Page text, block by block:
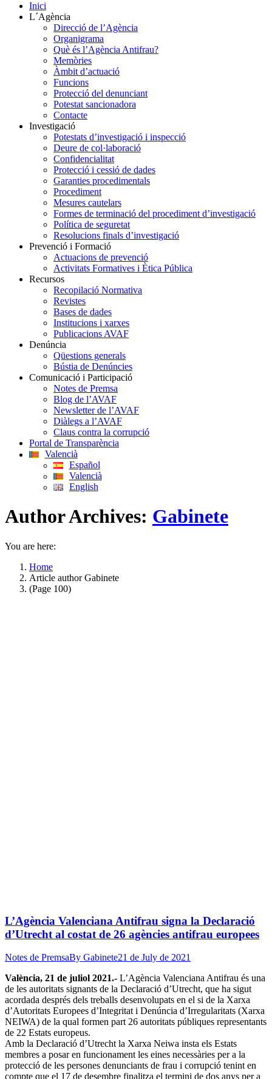
Inici
L´Agència
Direcció de l’Agència
Organigrama
Què és l’Agència Antifrau?
Memòries
Àmbit d’actuació
Funcions
Protecció del denunciant
Potestat sancionadora
Contacte
Investigació
Potestats d’investigació i inspecció
Deure de col·laboració
Confidencialitat
Protecció i cessió de dades
Garanties procedimentals
Procediment
Mesures cautelars
Formes de terminació del procediment d’investigació
Política de seguretat
Resolucions finals d’investigació
Prevenció i Formació
Actuacions de prevenció
Activitats Formatives i Ètica Pública
Recursos
Recopilació Normativa
Revistes
Bases de dades
Institucions i xarxes
Publicacions AVAF
Denúncia
Qüestions generals
Bústia de Denúncies
Comunicació i Participació
Notes de Premsa
Blog de l’AVAF
Newsletter de l’AVAF
Diàlegs a l’AVAF
Claus contra la corrupció
Portal de Transparència
Valencià
Español
Valencià
English
Author Archives: Gabinete
You are here:
Home
Article author Gabinete
(Page 100)
L’Agència Valenciana Antifrau signa la Declaració
d’Utrecht al costat de 26 agències antifrau europees
Notes de PremsaBy Gabinete21 de July de 2021
València, 21 de juliol 2021.- L’Agència Valenciana Antifrau és una
de les autoritats signants de la Declaració d’Utrecht, que ha sigut
acordada després dels treballs desenvolupats en el si de la Xarxa
d’Autoritats Europees d’Integritat i Denúncia d’Irregularitats (Xarxa
NEIWA) de la qual formen part 26 autoritats públiques representants
de 22 Estats europeus.
Amb la Declaració d’Utrecht la Xarxa Neiwa insta els Estats
membres a posar en funcionament les eines necessàries per a la
protecció de les persones denunciants de frau i corrupció tenint en
compte que el 17 de desembre finalitza el termini de dos anys per a